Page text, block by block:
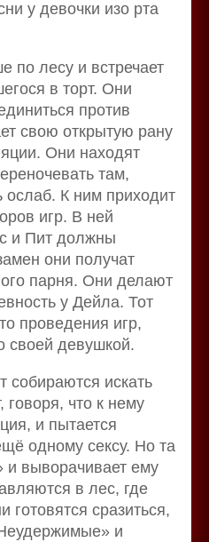
у девочки изо рта
по лесу и встречает
в торт. Они
против
свою открытую рану
Они находят
там,
ослаб. К ним приходит
игр. В ней
и Пит должны
они получат
парня. Они делают
у Дейла. Тот
проведения игр,
своей девушкой.
собираются искать
говоря, что к нему
и пытается
одному сексу. Но та
и выворачивает ему
в лес, где
сразиться,
и